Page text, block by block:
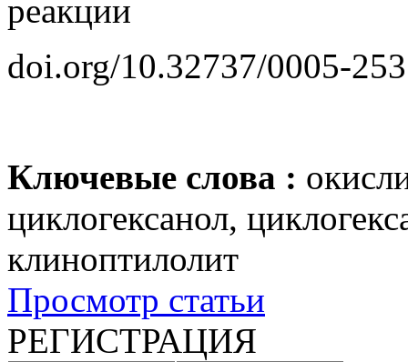
реакции
doi.org/10.32737/0005-
Ключевые слова :
циклогексанол,
клиноптилолит
Просмотр статьи
РЕГИСТРАЦИЯ